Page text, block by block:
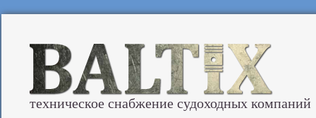
техническое снабжение судоходных компаний